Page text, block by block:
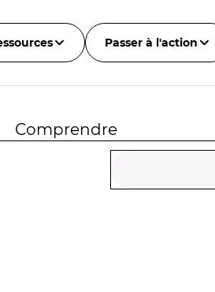
Passer à l'action
Comprendre